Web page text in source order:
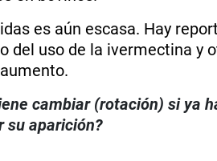
es aún escasa. Hay
del uso de la ivermectina y
cambiar (rotación) si ya
su aparición?